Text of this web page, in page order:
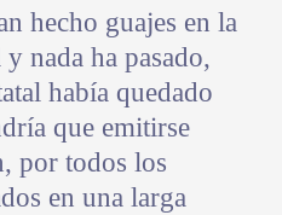
hecho guajes en la
nada ha pasado,
había quedado
que emitirse
por todos los
en una larga